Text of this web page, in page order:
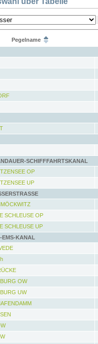
Pegelname
SCHIFFFAHRTSKANAL
OP
UP
SCHLEUSE OP
SCHLEUSE UP
EMS-KANAL
OW
UW